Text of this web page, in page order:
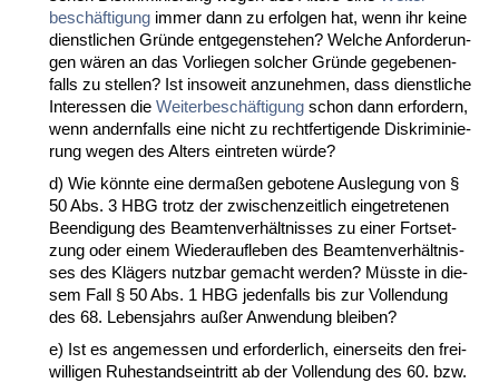
beschäfti­gung im­mer dann zu er­fol­gen hat, wenn ihr kei­ne
dienst­li­chen Gründe ent­ge­gen­ste­hen? Wel­che An­for­de­run­
gen wären an das Vor­lie­gen sol­cher Gründe ge­ge­be­nen­
falls zu stel­len? Ist in­so­weit an­zu­neh­men, dass dienst­li­che
In­ter­es­sen die Wei­ter­beschäfti­gung schon dann er­for­dern,
wenn an­dern­falls ei­ne nicht zu recht­fer­ti­gen­de Dis­kri­mi­nie­
rung we­gen des Al­ters ein­tre­ten würde?
d) Wie könn­te ei­ne der­maßen ge­bo­te­ne Aus­le­gung von §
50 Abs. 3 HBG trotz der zwi­schen­zeit­lich ein­ge­tre­te­nen
Be­en­di­gung des Be­am­ten­verhält­nis­ses zu ei­ner Fort­set­
zung oder ei­nem Wie­der­auf­le­ben des Be­am­ten­verhält­nis­
ses des Klägers nutz­bar ge­macht wer­den? Müss­te in die­
sem Fall § 50 Abs. 1 HBG je­den­falls bis zur Voll­endung
des 68. Le­bens­jahrs außer An­wen­dung blei­ben?
e) Ist es an­ge­mes­sen und er­for­der­lich, ei­ner­seits den frei­
wil­li­gen Ru­he­stand­s­ein­tritt ab der Voll­endung des 60. bzw.